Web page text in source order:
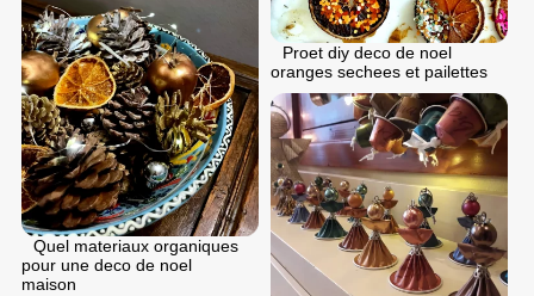
Proet diy deco de noel
oranges sechees et pailettes
Quel materiaux organiques
pour une deco de noel
maison